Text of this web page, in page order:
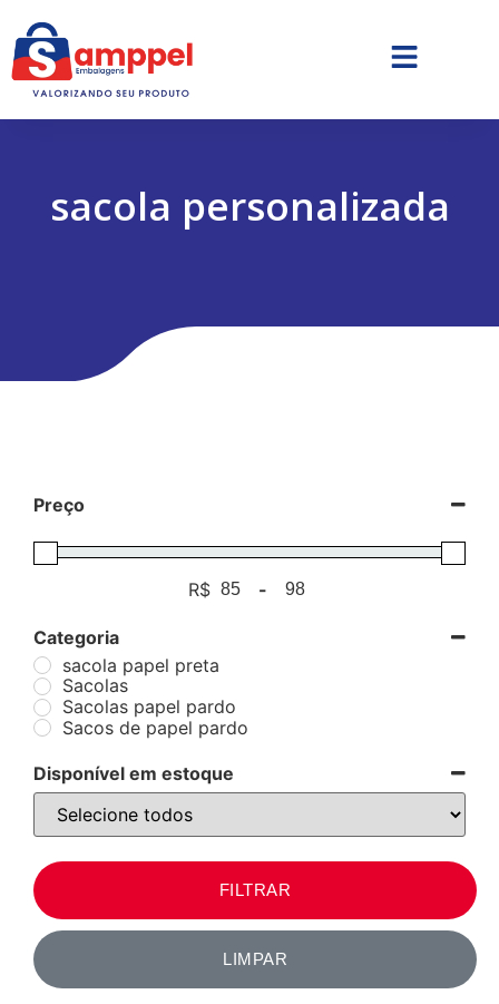
sacola personalizada
Preço
R$ Minimum Price
-
Maximum Price
Categoria
sacola papel preta
Sacolas
Sacolas papel pardo
Sacos de papel pardo
Disponível em estoque
FILTRAR
LIMPAR